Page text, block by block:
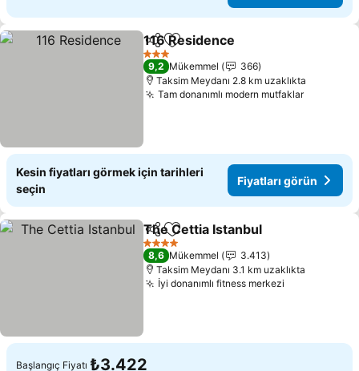
PaylaşFavorilerime ekle
116 Residence
3 Yıldız
9,2 Mükemmel
366
Taksim Meydanı 2.8 km uzaklıkta
Tam donanımlı modern mutfaklarFiyatları
Kesin fiyatları görmek için tarihleri
seçin
Fiyatları görün
PaylaşFavorilerime ekle
The Cettia Istanbul
4 Yıldız
8,6 Mükemmel
3.413
Taksim Meydanı 3.1 km uzaklıkta
İyi donanımlı fitness merkezi
Başlangıç Fiyatı ₺3.422